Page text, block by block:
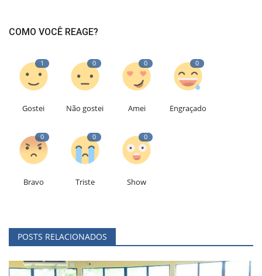
COMO VOCÊ REAGE?
1
Gostei
0
Não gostei
0
Amei
0
Engraçado
0
Bravo
0
Triste
0
Show
POSTS RELACIONADOS